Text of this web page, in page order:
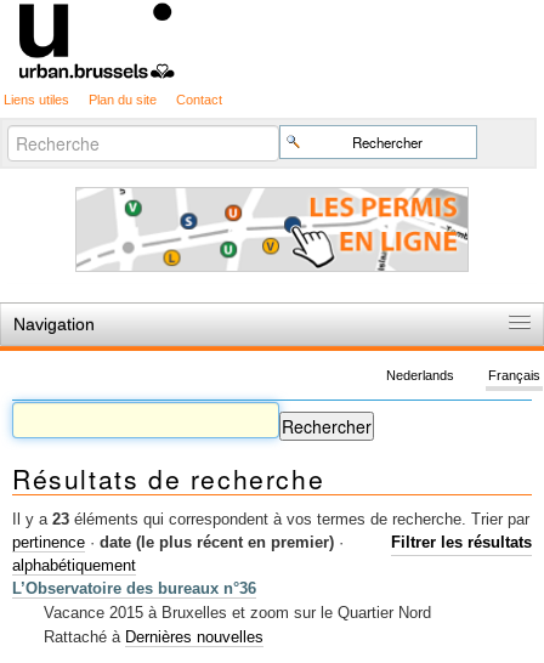
Liens utiles Plan du site Contact
Chercher par
Recherche
avancée…
Navigation
Règles du jeu
Permis d'urbanisme
Cartographie
Etudes et publications
Mots-clés
Renseignements urbanistiques
Français
Nederlands
Résultats de recherche
Il y a 23 éléments qui correspondent à vos termes de recherche.
Filtrer les résultats
Trier par
pertinence · date (le plus récent en premier) ·
alphabétiquement
L’Observatoire des bureaux n°36
Vacance 2015 à Bruxelles et zoom sur le Quartier Nord
Rattaché à Dernières nouvelles